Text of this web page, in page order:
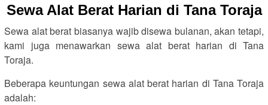
Sewa Alat Berat Harian di Tana Toraja
Sewa alat berat biasanya wajib disewa bulanan, akan tetapi,
kami juga menawarkan sewa alat berat harian di Tana
Toraja.
Beberapa keuntungan sewa alat berat harian di Tana Toraja
adalah: